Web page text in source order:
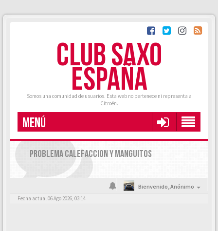
CLUB SAXO
ESPAÑA
Somos una comunidad de usuarios. Esta web no pertenece ni representa a
Citroën.
MENÚ
PROBLEMA CALEFACCION Y MANGUITOS
Bienvenido,Anónimo
Fecha actual 06 Ago 2026, 03:14